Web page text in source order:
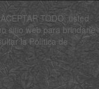
TODO, usted
sitio web para brindarle
la Política de